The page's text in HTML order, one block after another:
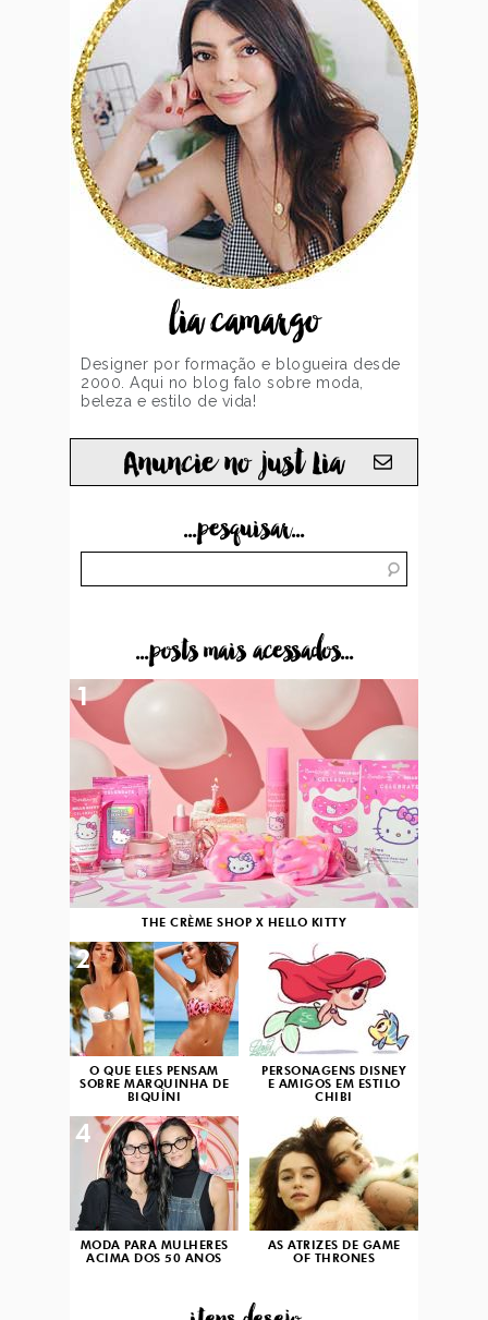
lia camargo
Designer por formação e blogueira desde
2000. Aqui no blog falo sobre moda,
beleza e estilo de vida!
Anuncie no just Lia
...pesquisar...
...posts mais acessados...
THE CRÈME SHOP X HELLO KITTY
1
O QUE ELES PENSAM
SOBRE MARQUINHA DE
BIQUÍNI
2
PERSONAGENS DISNEY
E AMIGOS EM ESTILO
CHIBI
3
MODA PARA MULHERES
ACIMA DOS 50 ANOS
4
AS ATRIZES DE GAME
OF THRONES